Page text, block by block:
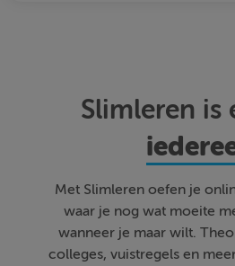
Slimleren is
Met Slimleren oefen je
waar je nog wat moeite
wanneer je maar wilt.
colleges, vuistregels en